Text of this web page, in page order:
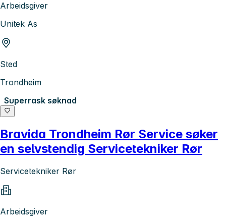
Arbeidsgiver
Unitek As
Sted
Trondheim
Superrask søknad
Bravida Trondheim Rør Service søker
en selvstendig Servicetekniker Rør
Servicetekniker Rør
Arbeidsgiver